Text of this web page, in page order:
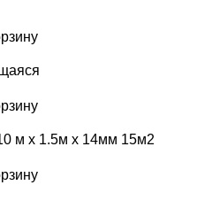
м х 1.5м х 14мм 15м2